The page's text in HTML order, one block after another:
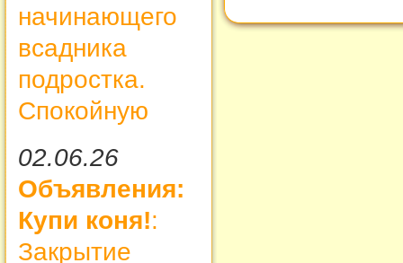
начинающего
всадника
подростка.
Спокойную
02.06.26
Объявления:
Купи коня!:
Закрытие